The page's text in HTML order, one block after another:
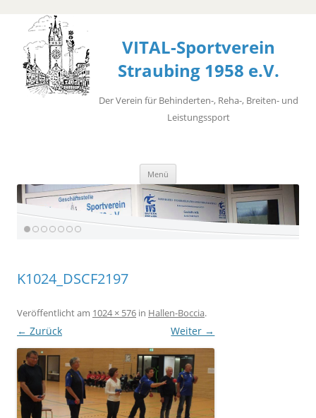
VITAL-Sportverein
Straubing 1958 e.V.
Der Verein für Behinderten-, Reha-, Breiten- und
Leistungssport
Menü
springen
K1024_DSCF2197
Veröffentlichtam 1024 × 576 in Hallen-Boccia.
← Zurück Weiter →